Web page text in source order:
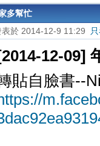
多幫忙
表於 2014-12-9 11:29
12-09]
貼自臉書--